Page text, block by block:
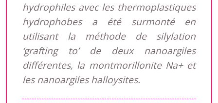
hydrophiles avec les thermoplastiques
hydrophobes a été surmonté en
utilisant la méthode de silylation
‘grafting to’ de deux nanoargiles
différentes, la montmorillonite Na+ et
les nanoargiles halloysites.